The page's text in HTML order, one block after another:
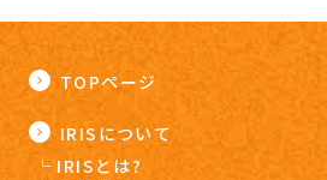
TOPページ
IRISについて
IRISとは?